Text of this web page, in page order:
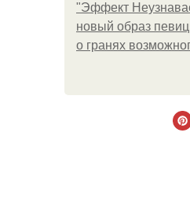
"Эффект
новый образ
о гранях